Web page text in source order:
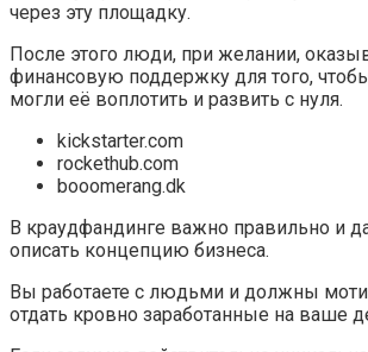
через эту площадку.
После этого люди, при желании,
финансовую поддержку для того,
могли её воплотить и развить с нуля.
kickstarter.com
rockethub.com
booomerang.dk
В краудфандинге важно правильно и
описать концепцию бизнеса.
Вы работаете с людьми и должны
отдать кровно заработанные на ваше